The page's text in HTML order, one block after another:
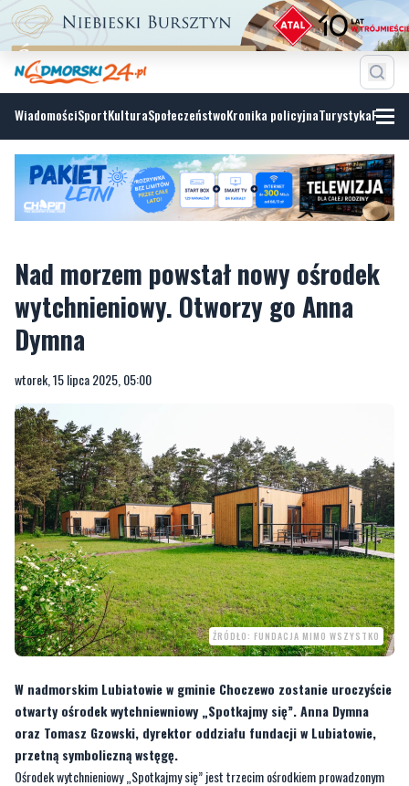
WiadomościSportKulturaSpołeczeństwoKronika policyjnaTurystyka
Nad morzem powstał nowy ośrodek
Dymna
wtorek, 15 lipca 2025, 05:00
ŹRÓDŁO: FUNDACJA MIMO WSZYSTKO
W nadmorskim Lubiatowie w gminie Choczewo zostanie uroczyście
otwarty ośrodek wytchniewniowy „Spotkajmy się”. Anna Dymna
przetną symboliczną wstęgę.
Ośrodek wytchnieniowy „Spotkajmy się” jest trzecim ośrodkiem prowadzonym
przez fundację. Fundacja „Mimo Wszystko” prowadzi już dwa całoroczne
ośrodki: Dolinę Słońca - ośrodek terapeutyczno-rehabilitacyjny w
Radwanowicach pod Krakowem oraz Warsztat Terapii Zajęciowej „Spotkajmy